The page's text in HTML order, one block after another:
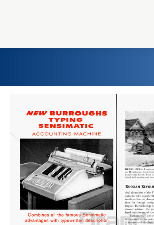
Einst und Heute
Marken
Konzerne
Epoche